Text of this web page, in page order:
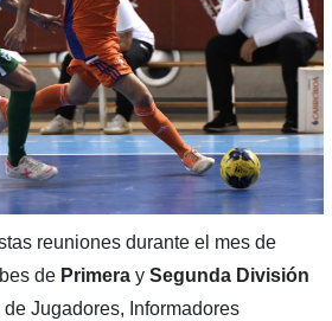
reuniones durante el mes de
de Primeray Segunda División
Jugadores, Informadores